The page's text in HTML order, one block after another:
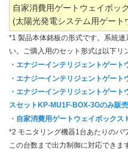
自家消費用ゲートウェイボッ
(太陽光発電システム用ゲート
*1 製品本体銘板の形式です。系統
い。ご購入用のセット形式は以下リ
・エナジーインテリジェントゲー
・エナジーインテリジェントゲー
・エナジーインテリジェントゲー
スセットKP-MU1F-BOX-3Gのみ販
・自家消費用ゲートウェイボックス
*2 モニタリング機器1台あたりのパ
この台数まで出力制御に対応できま